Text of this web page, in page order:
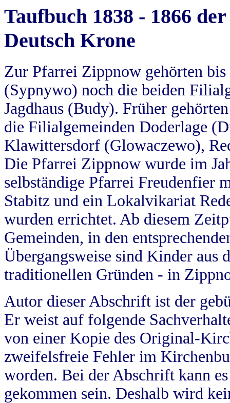
Taufbuch 1838 - 1866
Deutsch Krone
Zur Pfarrei Zippnow gehörten
(Sypnywo) noch die beiden
Jagdhaus (Budy). Früher
die Filialgemeinden Doderlage
Klawittersdorf (Glowaczewo),
Die Pfarrei Zippnow wurde im
selbständige Pfarrei Freudenfier
Stabitz und ein Lokalvikariat
wurden errichtet. Ab diesem
Gemeinden, in den
Übergangsweise sind Kinder aus
traditionellen Gründen - in
Autor dieser Abschrift ist der
Er weist auf folgende
von einer Kopie des Original-
zweifelsfreie Fehler im
worden. Bei der Abschrift kann
gekommen sein. Deshalb wird